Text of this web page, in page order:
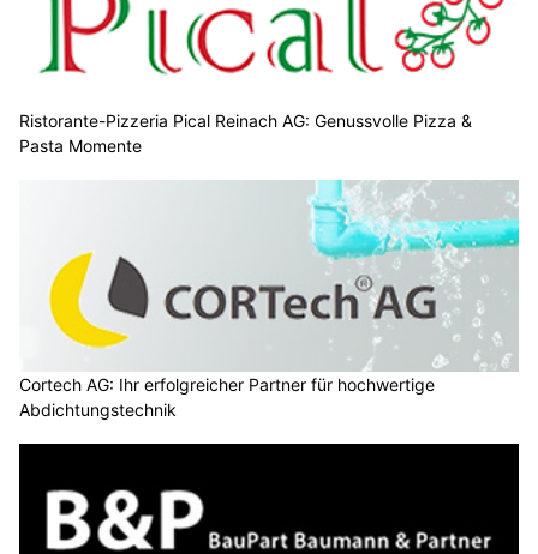
Ristorante-Pizzeria Pical Reinach AG: Genussvolle Pizza &
Pasta Momente
Cortech AG: Ihr erfolgreicher Partner für hochwertige
Abdichtungstechnik